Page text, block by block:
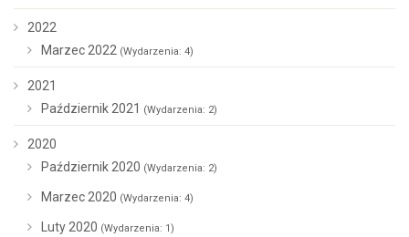
2022
Marzec 2022 (Wydarzenia: 4)
2021
Październik 2021 (Wydarzenia: 2)
2020
Październik 2020 (Wydarzenia: 2)
Marzec 2020 (Wydarzenia: 4)
Luty 2020 (Wydarzenia: 1)